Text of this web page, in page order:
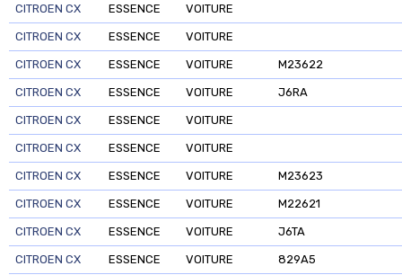
CITROEN CX ESSENCE VOITURE
CITROEN CX ESSENCE VOITURE
CITROEN CX ESSENCE VOITURE M23622
CITROEN CX ESSENCE VOITURE J6RA
CITROEN CX ESSENCE VOITURE
CITROEN CX ESSENCE VOITURE
CITROEN CX ESSENCE VOITURE M23623
CITROEN CX ESSENCE VOITURE M22621
CITROEN CX ESSENCE VOITURE J6TA
CITROEN CX ESSENCE VOITURE 829A5